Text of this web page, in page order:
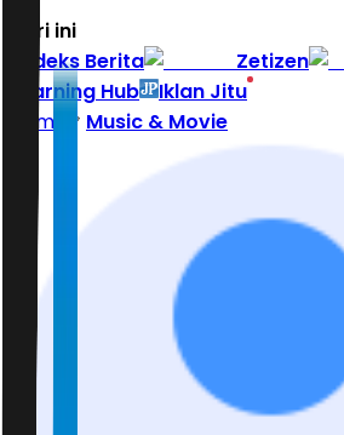
Hari ini
Indeks Berita
Zetizen
Learning Hub
Iklan Jitu
Home
Music & Movie